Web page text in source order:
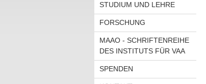
STUDIUM UND LEHRE
FORSCHUNG
MAAO - SCHRIFTENREIHE
DES INSTITUTS FÜR VAA
SPENDEN